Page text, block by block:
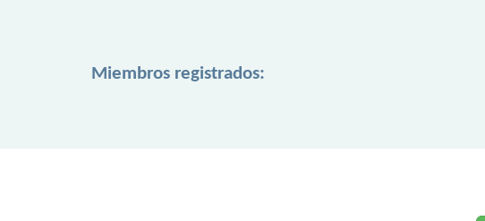
Miembros registrados: